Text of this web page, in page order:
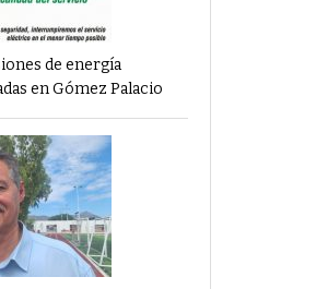
de energía
en Gómez Palacio